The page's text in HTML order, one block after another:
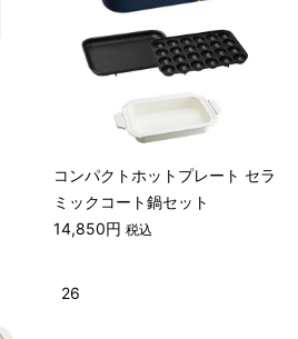
コンパクトホットプレート セラ
ミックコート鍋セット
14,850円税込
26